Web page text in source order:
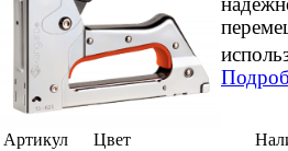
Артикул Цвет